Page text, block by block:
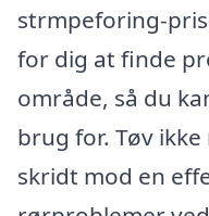
strmpeforing-
for dig at finde
område, så du
brug for. Tøv
skridt mod en